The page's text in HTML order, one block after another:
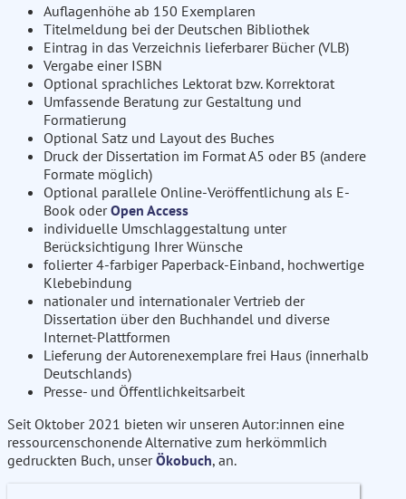
Auflagenhöhe ab 150 Exemplaren
Titelmeldung bei der Deutschen Bibliothek
Eintrag in das Verzeichnis lieferbarer Bücher (VLB)
Vergabe einer ISBN
Optional sprachliches Lektorat bzw. Korrektorat
Umfassende Beratung zur Gestaltung und
Formatierung
Optional Satz und Layout des Buches
Druck der Dissertation im Format A5 oder B5 (andere
Formate möglich)
Optional parallele Online-Veröffentlichung als E-
Book oderOpen Access
individuelle Umschlaggestaltung unter
Berücksichtigung Ihrer Wünsche
folierter 4-farbiger Paperback-Einband, hochwertige
Klebebindung
nationaler und internationaler Vertrieb der
Dissertation über den Buchhandel und diverse
Internet-Plattformen
Lieferung der Autorenexemplare frei Haus (innerhalb
Deutschlands)
Presse- und Öffentlichkeitsarbeit
Seit Oktober 2021 bieten wir unseren Autor:innen eine
ressourcenschonende Alternative zum herkömmlich
gedruckten Buch, unserÖkobuch, an.